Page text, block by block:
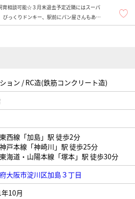
相談可能☆３月末退去予定近隣にはスーパ
びっくりドンキー、駅前にパン屋さんもあり
ョン / RC造(鉄筋コンクリート造)
西線「加島」駅 徒歩2分
戸本線「神崎川」駅 徒歩25分
海道・山陽本線「塚本」駅 徒歩30分
大阪市淀川区加島３丁目
10月